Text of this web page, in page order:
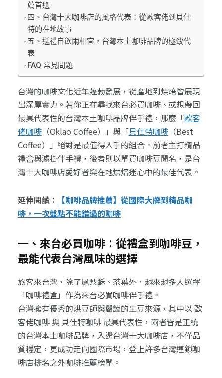
薦首選
四、台灣十大咖啡店的風格代表：從歐客佬到貝仕
特的在地故事
五、送禮自飲兩相宜，台灣本土咖啡品牌的極致代
表
FAQ 常見問題
台灣的咖啡文化近年蓬勃發展，從產地到烘焙皆展現
出深厚實力。若你正在尋找來台必買咖啡、或想帶回
最具代表性的台灣本土咖啡品牌伴手禮，那麼「歐客
佬咖啡（Oklao Coffee）」與「貝仕特咖啡（Best
Coffee）」絕對是最值得入手的組合。前者主打精品
禮盒與濾掛伴手禮，後者則以單買咖啡豆聞名，是台
灣十大咖啡店愛好者與在地烘焙迷心中的最佳代表。
延伸閱讀：
【咖啡品牌推薦】從國際大牌到精品咖
啡，一次盤點不能錯過的咖啡
一、來台必買咖啡：從禮盒到咖啡豆，
最能代表台灣風味的選擇
旅客來台灣，除了鳳梨酥、茶葉外，越來越多人選擇
「咖啡禮盒」作為來台必買咖啡伴手禮。
台灣擁有優秀的烘豆師與嚴謹的生豆來源，其中以 歐
客佬咖啡 與 貝仕特咖啡 最具代表性，兩者皆是正統
的台灣本土咖啡品牌，入選台灣十大咖啡店，不僅品
質穩定，更成功走向國際市場，登上許多台灣連鎖咖
啡店排名之外咖啡推薦榜單。